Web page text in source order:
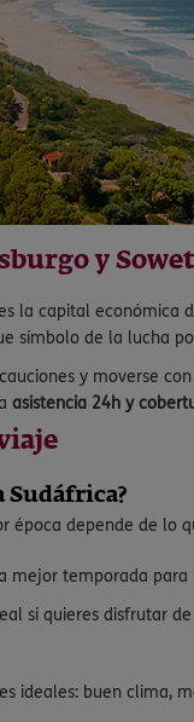
y
la capital
símbolo de la lucha
y moverse
asistencia 24h y
Sudáfrica?
época depende de lo
mejor temporada para
si quieres disfrutar
ideales: buen clima,